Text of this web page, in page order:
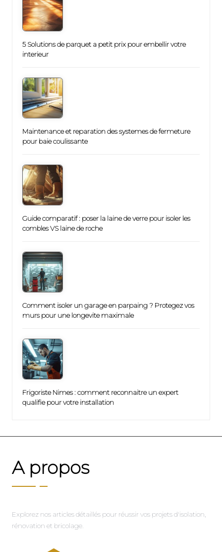
5 Solutions de parquet a petit prix pour embellir votre
interieur
Maintenance et reparation des systemes de fermeture
pour baie coulissante
Guide comparatif : poser la laine de verre pour isoler les
combles VS laine de roche
Comment isoler un garage en parpaing ? Protegez vos
murs pour une longevite maximale
Frigoriste Nimes : comment reconnaitre un expert
qualifie pour votre installation
A propos
Explorez nos articles détaillés pour réussir vos projets d'isolation,
rénovation et bricolage.